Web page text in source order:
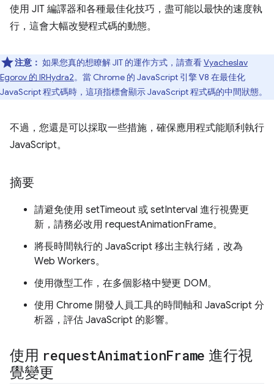
使用 JIT 編譯器和各種最佳化技巧，盡可能以最快的速度執
行，這會大幅改變程式碼的動態。
注意： 如果您真的想瞭解 JIT 的運作方式，請查看Vyacheslav
Egorov 的 IRHydra2。當 Chrome 的 JavaScript 引擎 V8 在最佳化
JavaScript 程式碼時，這項指標會顯示 JavaScript 程式碼的中間狀態。
不過，您還是可以採取一些措施，確保應用程式能順利執行
JavaScript。
摘要
請避免使用 setTimeout 或 setInterval 進行視覺更
新，請務必改用 requestAnimationFrame。
將長時間執行的 JavaScript 移出主執行緒，改為
Web Workers。
使用微型工作，在多個影格中變更 DOM。
使用 Chrome 開發人員工具的時間軸和 JavaScript 分
析器，評估 JavaScript 的影響。
使用 requestAnimationFrame 進行視
覺變更